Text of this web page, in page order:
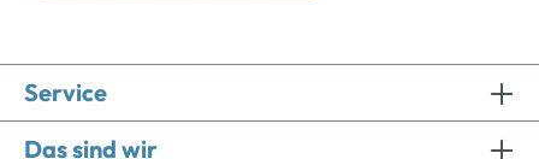
Service
Das sind wir